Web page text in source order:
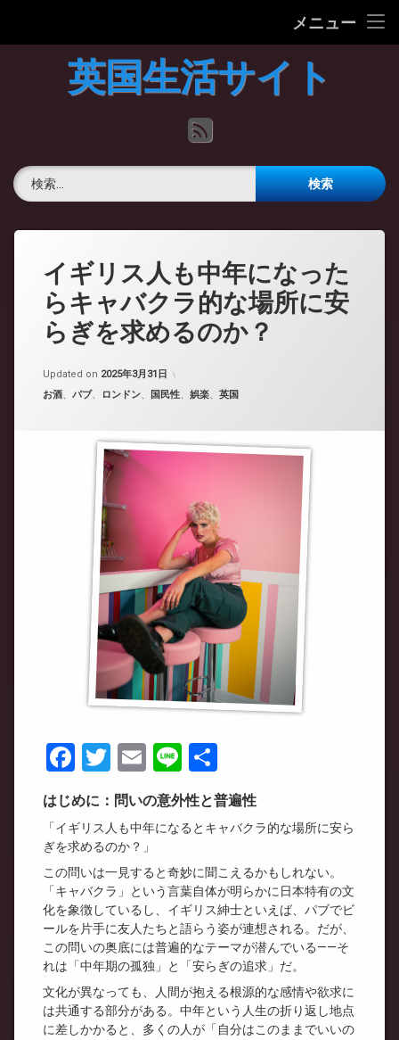
メニュー
英国の文化について
掲示板
英国生活サイト
RSS
イギリス人も中年になった
らキャバクラ的な場所に安
らぎを求めるのか？
Updated on 2025年3月31日
カテゴリー:
お酒、 パブ、 ロンドン、 国民性、 娯楽、 英国
Facebook
Twitter
Email
Line
有
はじめに：問いの意外性と普遍性
「イギリス人も中年になるとキャバクラ的な場所に安ら
ぎを求めるのか？」
この問いは一見すると奇妙に聞こえるかもしれない。
「キャバクラ」という言葉自体が明らかに日本特有の文
化を象徴しているし、イギリス紳士といえば、パブでビ
ールを片手に友人たちと語らう姿が連想される。だが、
この問いの奥底には普遍的なテーマが潜んでいる——そ
れは「中年期の孤独」と「安らぎの追求」だ。
文化が異なっても、人間が抱える根源的な感情や欲求に
は共通する部分がある。中年という人生の折り返し地点
に差しかかると、多くの人が「自分はこのままでいいの